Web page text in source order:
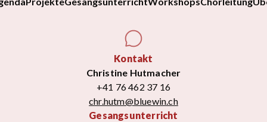
Kontakt
Christine Hutmacher
+41 76 462 37 16
chr.hutm@bluewin.ch
Gesangsunterricht